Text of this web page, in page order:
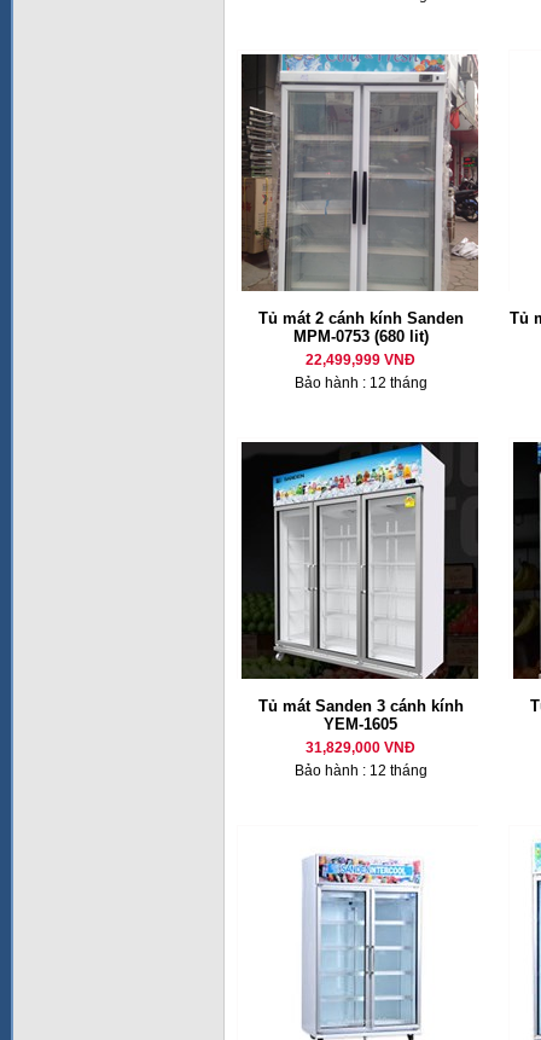
Tủ mát 2 cánh kính Sanden
MPM-0753 (680 lit)
22,499,999 VNĐ
Bảo hành : 12 tháng
Tủ
Tủ mát Sanden 3 cánh kính
YEM-1605
31,829,000 VNĐ
Bảo hành : 12 tháng